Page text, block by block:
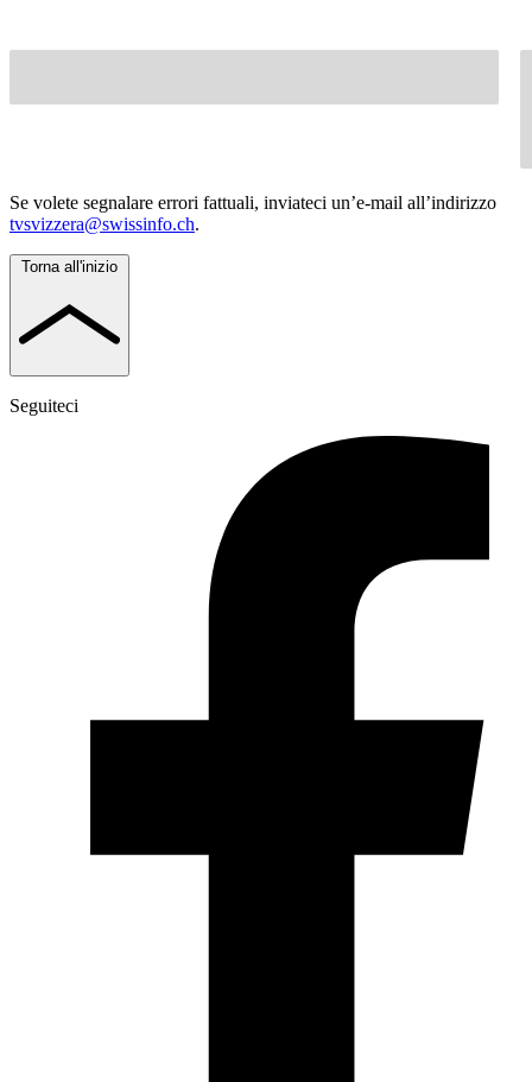
Se volete segnalare errori fattuali, inviateci un’e-mail all’indirizzo
tvsvizzera@swissinfo.ch.
Torna all'inizio
Seguiteci